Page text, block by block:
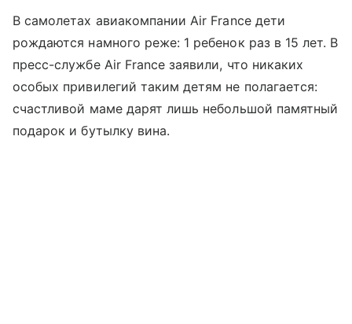
В самолетах авиакомпании Air France дети
рождаются намного реже: 1 ребенок раз в 15 лет. В
пресс-службе Air France заявили, что никаких
особых привилегий таким детям не полагается:
счастливой маме дарят лишь небольшой памятный
подарок и бутылку вина.